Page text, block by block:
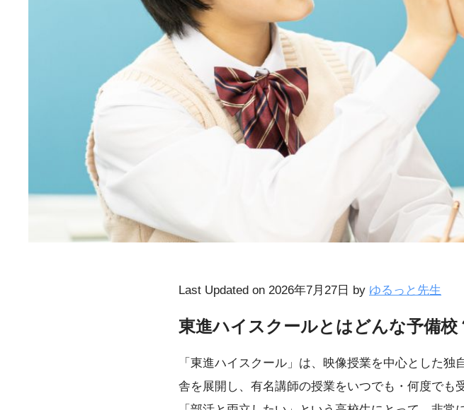
Last Updated on 2026年7月27日 by ゆるっと先生
東進ハイスクールとはどんな予備校
「東進ハイスクール」は、映像授業を中心とした
舎を展開し、有名講師の授業をいつでも・何度でも